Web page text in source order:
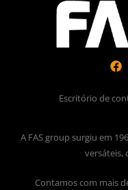
Escritório de
A FAS group surgiu em
versáteis,
Contamos com mais